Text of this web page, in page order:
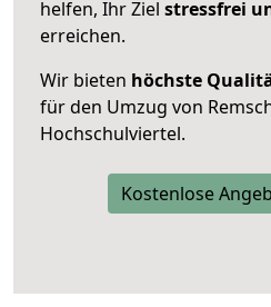
helfen, Ihr Ziel stressfrei
erreichen.
Wir bieten höchste
für den Umzug von
Hochschulviertel.
Kostenlose